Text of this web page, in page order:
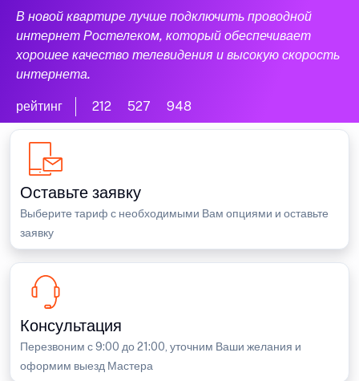
В новой квартире лучше подключить проводной
интернет Ростелеком, который обеспечивает
хорошее качество телевидения и высокую скорость
интернета.
рейтинг 212 527 948
Оставьте заявку
Выберите тариф с необходимыми Вам опциями и оставьте
заявку
Консультация
Перезвоним с 9:00 до 21:00, уточним Ваши желания и
оформим выезд Мастера